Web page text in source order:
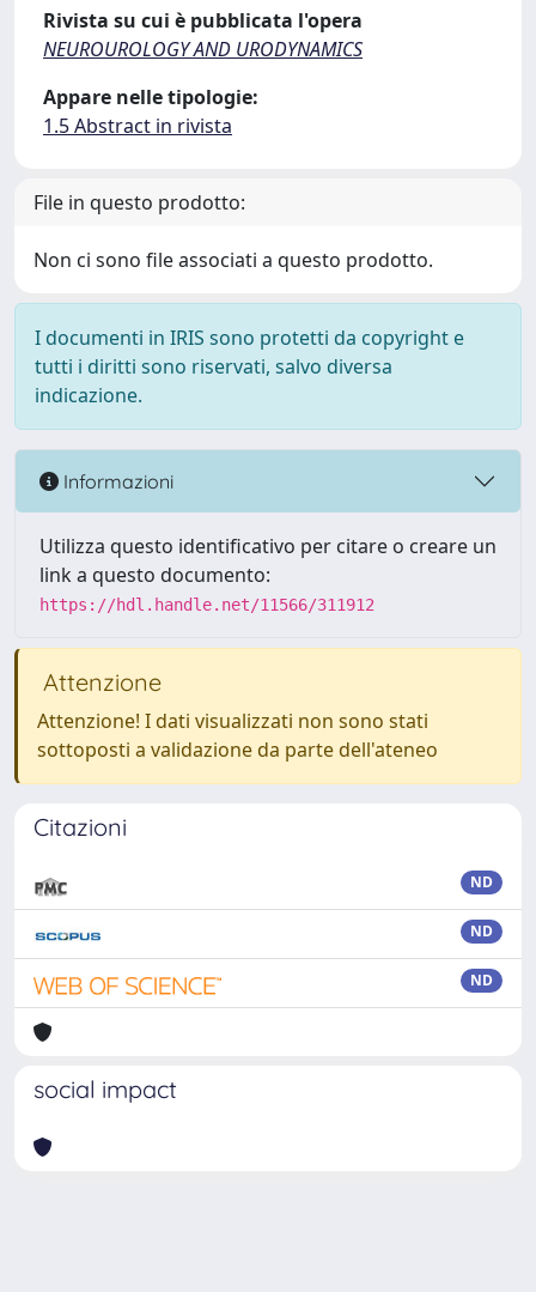
Rivista su cui è pubblicata l'opera
NEUROUROLOGY AND URODYNAMICS
Appare nelle tipologie:
1.5 Abstract in rivista
File in questo prodotto:
Non ci sono file associati a questo prodotto.
I documenti in IRIS sono protetti da copyright e
tutti i diritti sono riservati, salvo diversa
indicazione.
Informazioni
Utilizza questo identificativo per citare o creare un
link a questo documento:
https://hdl.handle.net/11566/311912
Attenzione
Attenzione! I dati visualizzati non sono stati
sottoposti a validazione da parte dell'ateneo
Citazioni
ND
ND
ND
social impact